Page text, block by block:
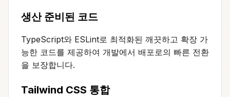
생산 준비된 코드
TypeScript와 ESLint로 최적화된 깨끗하고 확장 가
능한 코드를 제공하여 개발에서 배포로의 빠른 전환
을 보장합니다.
Tailwind CSS 통합